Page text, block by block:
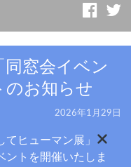
同窓会イベン
のお知らせ
2026年1月29日
ヒューマン展」
ントを開催いたしま